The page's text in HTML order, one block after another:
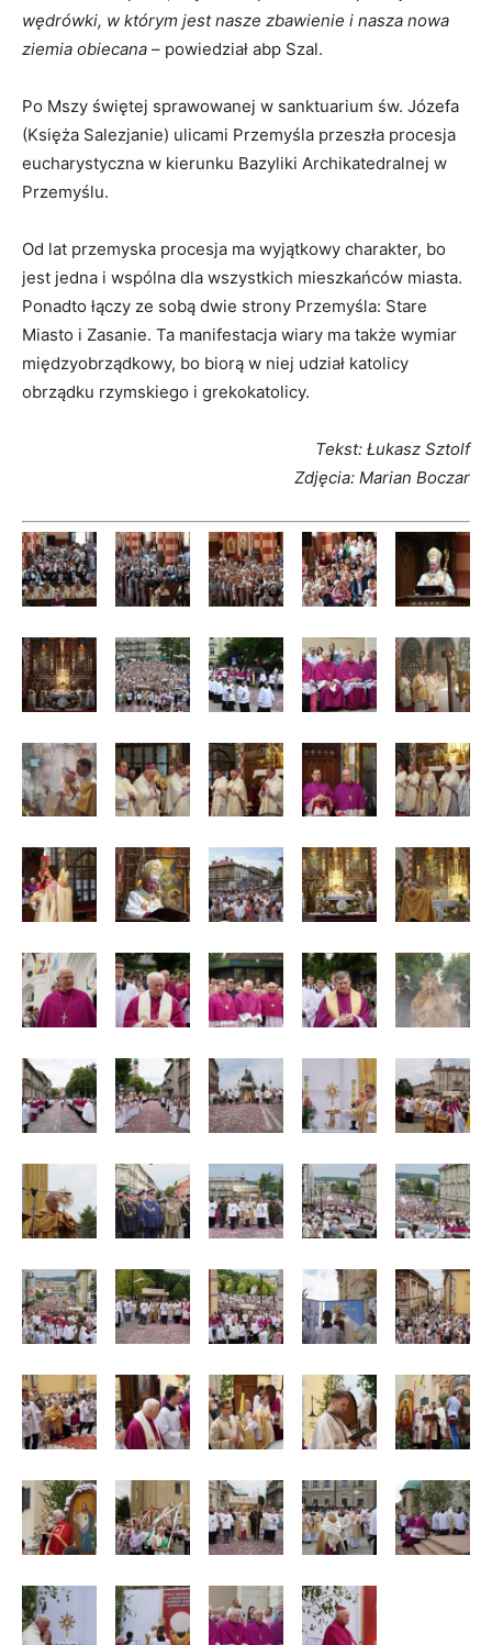
wędrówki, w którym jest nasze zbawienie i nasza nowa
ziemia obiecana – powiedział abp Szal.
Po Mszy świętej sprawowanej w sanktuarium św. Józefa
(Księża Salezjanie) ulicami Przemyśla przeszła procesja
eucharystyczna w kierunku Bazyliki Archikatedralnej w
Przemyślu.
Od lat przemyska procesja ma wyjątkowy charakter, bo
jest jedna i wspólna dla wszystkich mieszkańców miasta.
Ponadto łączy ze sobą dwie strony Przemyśla: Stare
Miasto i Zasanie. Ta manifestacja wiary ma także wymiar
międzyobrządkowy, bo biorą w niej udział katolicy
obrządku rzymskiego i grekokatolicy.
Tekst: Łukasz Sztolf
Zdjęcia: Marian Boczar